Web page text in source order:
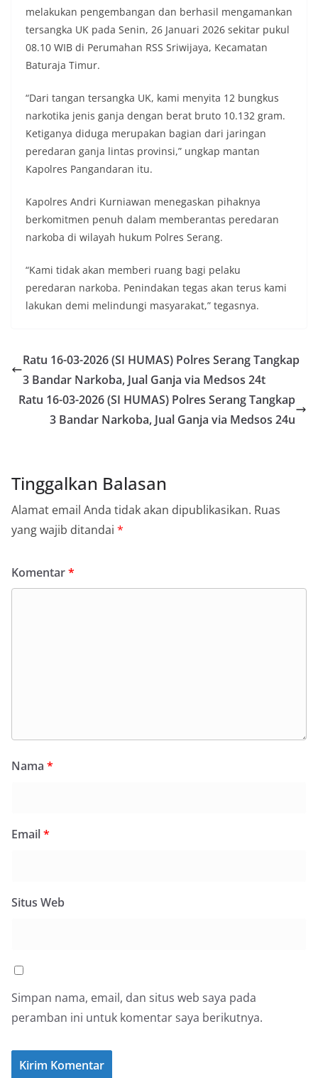
melakukan pengembangan dan berhasil mengamankan
tersangka UK pada Senin, 26 Januari 2026 sekitar pukul
08.10 WIB di Perumahan RSS Sriwijaya, Kecamatan
Baturaja Timur.
“Dari tangan tersangka UK, kami menyita 12 bungkus
narkotika jenis ganja dengan berat bruto 10.132 gram.
Ketiganya diduga merupakan bagian dari jaringan
peredaran ganja lintas provinsi,” ungkap mantan
Kapolres Pangandaran itu.
Kapolres Andri Kurniawan menegaskan pihaknya
berkomitmen penuh dalam memberantas peredaran
narkoba di wilayah hukum Polres Serang.
“Kami tidak akan memberi ruang bagi pelaku
peredaran narkoba. Penindakan tegas akan terus kami
lakukan demi melindungi masyarakat,” tegasnya.
Ratu 16-03-2026 (SI HUMAS) Polres Serang Tangkap
3 Bandar Narkoba, Jual Ganja via Medsos 24t
Ratu 16-03-2026 (SI HUMAS) Polres Serang Tangkap
3 Bandar Narkoba, Jual Ganja via Medsos 24u
Tinggalkan Balasan
Alamat email Anda tidak akan dipublikasikan. Ruas
yang wajib ditandai *
Komentar*
Nama *
Email*
Situs Web
Simpan nama, email, dan situs web saya pada
peramban ini untuk komentar saya berikutnya.